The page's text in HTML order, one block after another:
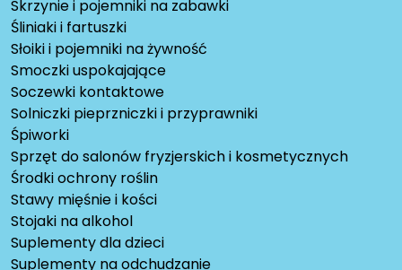
Skrzynie i pojemniki na zabawki
Śliniaki i fartuszki
Słoiki i pojemniki na żywność
Smoczki uspokajające
Soczewki kontaktowe
Solniczki pieprzniczki i przyprawniki
Śpiworki
Sprzęt do salonów fryzjerskich i kosmetycznych
Środki ochrony roślin
Stawy mięśnie i kości
Stojaki na alkohol
Suplementy dla dzieci
Suplementy na odchudzanie